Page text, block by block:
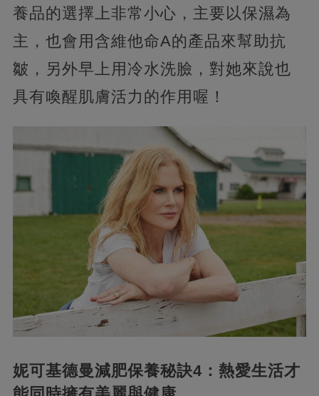
養品的選擇上非常小心，主要以保濕為
主，也會用含維他命A的產品來幫助抗
皺，另外早上用冷水洗臉，對她來說也
具有喚醒肌膚活力的作用喔！
妮可基德曼減肥保養秘訣4：熱愛生活才